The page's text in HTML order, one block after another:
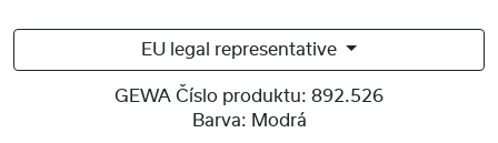
EU legal representative
GEWA Číslo produktu: 892.526
Barva: Modrá